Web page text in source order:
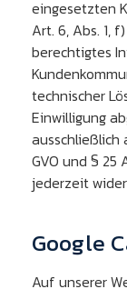
eingesetzten
Art. 6, Abs. 1,
berechtigtes
technischer
Einwilligung
ausschließlich
GVO und § 25
jederzeit
Google
Auf unserer